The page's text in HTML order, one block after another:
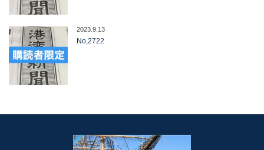
2023.9.13
No,2722